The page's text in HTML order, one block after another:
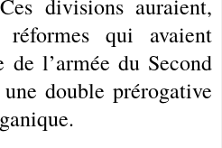
divisions auraient,
qui avaient
de l’armée du Second
double prérogative